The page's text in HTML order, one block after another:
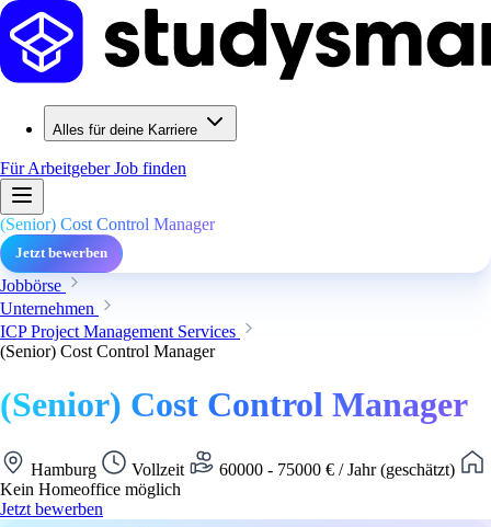
Alles für deine Karriere
Für ArbeitgeberJob finden
(Senior) Cost Control Manager
Jetzt bewerben
Jobbörse
Unternehmen
ICP Project Management Services
(Senior) Cost Control Manager
(Senior) Cost Control Manager
Hamburg Vollzeit
60000 - 75000 € / Jahr (geschätzt)
Kein Homeoffice möglich
Jetzt bewerben